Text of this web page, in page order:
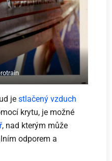
jestlačený vzduch
krytu, je možné
, nad kterým může
odporem a